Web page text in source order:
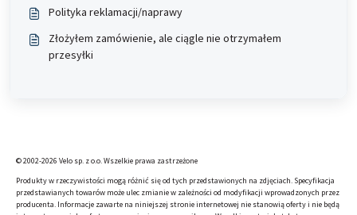
Polityka reklamacji/naprawy
Złożyłem zamówienie, ale ciągle nie otrzymałem
przesyłki
© 2002-2026 Velo sp. z o.o. Wszelkie prawa zastrzeżone
Produkty w rzeczywistości mogą różnić się od tych przedstawionych na zdjęciach. Specyfikacja
przedstawianych towarów może ulec zmianie w zależności od modyfikacji wprowadzonych przez
producenta. Informacje zawarte na niniejszej stronie internetowej nie stanowią oferty i nie będą